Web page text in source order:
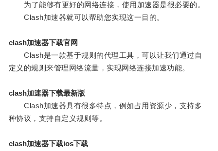
为了能够有更好的网络连接，使用加速器是很必要的。
Clash加速器就可以帮助您实现这一目的。
clash加速器下载官网
Clash是一款基于规则的代理工具，可以让我们通过自
定义的规则来管理网络流量，实现网络连接加速功能。
clash加速器下载最新版
Clash加速器具有很多特点，例如占用资源少，支持多
种协议，支持自定义规则等。
clash加速器下载ios下载